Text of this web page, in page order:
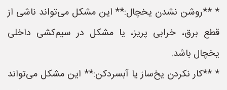
* **روشن نشدن یخچال:** این مشکل می‌تواند ناشی از
قطع برق، خرابی پریز، یا مشکل در سیم‌کشی داخلی
یخچال باشد.
* **کار نکردن یخ‌ساز یا آبسردکن:** این مشکل می‌تواند